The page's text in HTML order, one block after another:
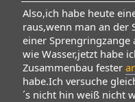
Also,ich habe heute
raus,wenn man an der
einer
wie Wasser,jetzt habe
Zusammenbau fester
habe.Ich versuche
´s nicht hin weiß nicht